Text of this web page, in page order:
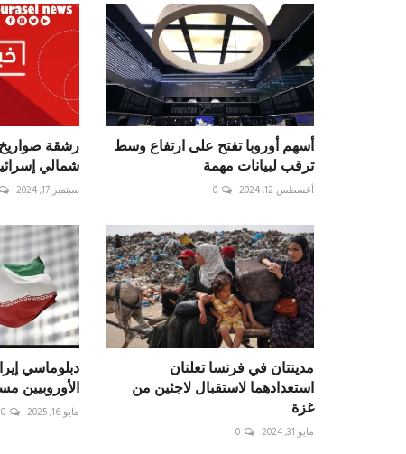
أسهم أوروبا تفتح على ارتفاع وسط
ترقب لبيانات مهمة
أغسطس 12, 2024 0
رشقة صواريخ
شمالي
سبتمبر 17, 2024
مدينتان في فرنسا تعلنان
استعدادهما لاستقبال لاجئين من
غزة
مايو 31, 2024 0
دبلوماسي
الأوروبيين
مايو 16, 2025 0